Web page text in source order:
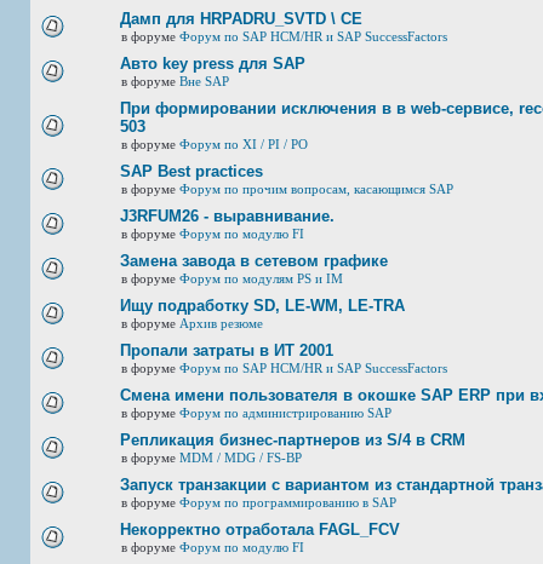
Дамп для HRPADRU_SVTD \ CE
в форуме Форум по SAP HCM/HR и SAP SuccessFactors
Авто key press для SAP
в форуме Вне SAP
При формировании исключения в в web-сервисе,
503
в форуме Форум по XI / PI / РО
SAP Best practices
в форуме Форум по прочим вопросам, касающимся SAP
J3RFUМ26 - выравнивание.
в форуме Форум по модулю FI
Замена завода в сетевом графике
в форуме Форум по модулям PS и IM
Ищу подработку SD, LE-WM, LE-TRA
в форуме Архив резюме
Пропали затраты в ИТ 2001
в форуме Форум по SAP HCM/HR и SAP SuccessFactors
Смена имени пользователя в окошке SAP ERP при
в форуме Форум по администрированию SAP
Репликация бизнес-партнеров из S/4 в CRM
в форуме MDM / MDG / FS-BP
Запуск транзакции с вариантом из стандартной
в форуме Форум по программированию в SAP
Некорректно отработала FAGL_FCV
в форуме Форум по модулю FI